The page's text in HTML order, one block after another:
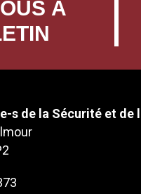
À
s de la Sécurité et de